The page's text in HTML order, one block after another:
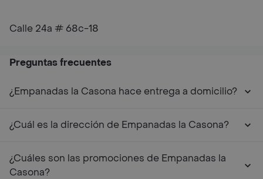
Calle 24a # 68c-18
Preguntas frecuentes
¿Empanadas la Casona hace entrega a domicilio?
¿Cuál es la dirección de Empanadas la Casona?
¿Cuáles son las promociones de Empanadas la
Casona?